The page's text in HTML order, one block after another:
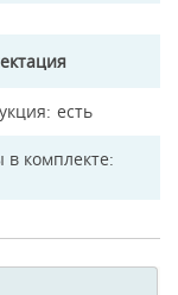
есть
комплекте